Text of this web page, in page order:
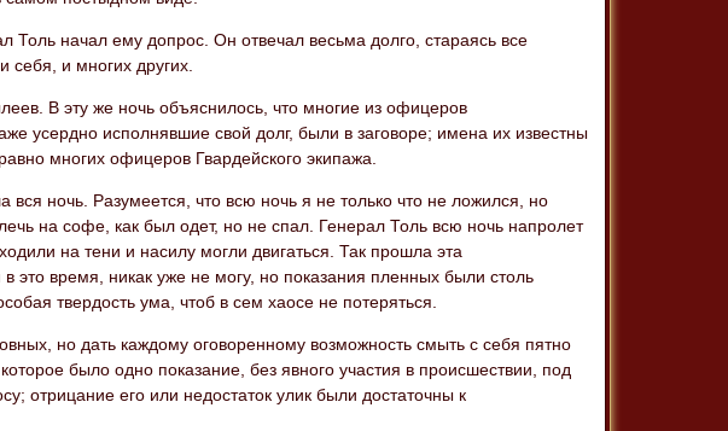
Толь начал ему допрос. Он отвечал весьма долго, стараясь все
и многих других.
В эту же ночь объяснилось, что многие из офицеров
усердно исполнявшие свой долг, были в заговоре; имена их известны
многих офицеров Гвардейского экипажа.
ночь. Разумеется, что всю ночь я не только что не ложился, но
на софе, как был одет, но не спал. Генерал Толь всю ночь напролет
на тени и насилу могли двигаться. Так прошла эта
это время, никак уже не могу, но показания пленных были столь
твердость ума, чтоб в сем хаосе не потеряться.
но дать каждому оговоренному возможность смыть с себя пятно
было одно показание, без явного участия в происшествии, под
отрицание его или недостаток улик были достаточны к